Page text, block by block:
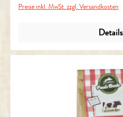
Preise inkl. MwSt. zzgl. Versandkosten
Details